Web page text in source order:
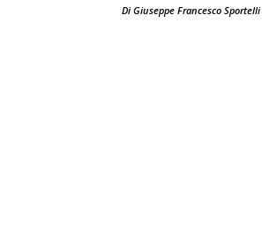
Di Giuseppe Francesco Sportelli